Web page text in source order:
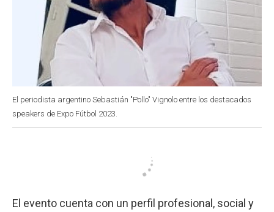
El periodista argentino Sebastián "Pollo" Vignolo entre los destacados
speakers de Expo Fútbol 2023.
El evento cuenta con un perfil profesional, social y